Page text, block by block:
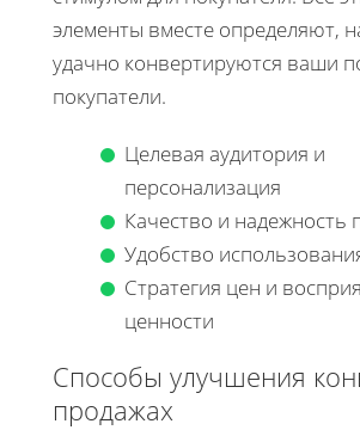
элементы вместе определяют,
удачно конвертируются ваши
покупатели.
Целевая аудитория и
персонализация
Качество и надежность
Удобство
Стратегия цен и
ценности
Способы улучшения
продажах